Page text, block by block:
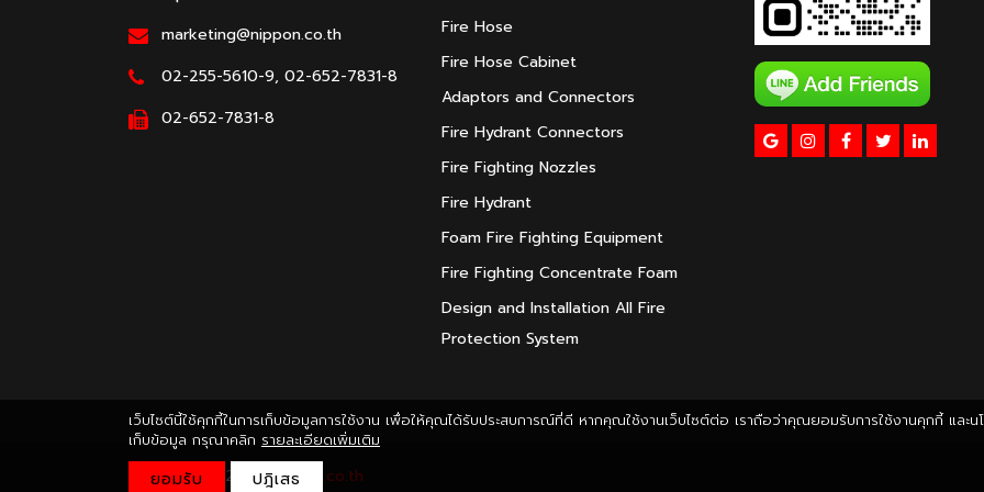
เว็บไซต์นี้ใช้คุกกี้ในการเก็บข้อมูลการใช้งาน เพื่อให้คุณได้รับประสบการณ์ที่ดี หากคุณใช้งานเว็บไซต์ต่อ เราถือว่าคุณยอมรับการใช้งานคุกกี้ และ
เก็บข้อมูล กรุณาคลิก รายละเอียดเพิ่มเติม
ยอมรับ ปฎิเสธ
marketing@nippon.co.th
02-255-5610-9, 02-652-7831-8
02-652-7831-8
Fire Hose
Fire Hose Cabinet
Adaptors and Connectors
Fire Hydrant Connectors
Fire Fighting Nozzles
Fire Hydrant
Foam Fire Fighting Equipment
Fire Fighting Concentrate Foam
Design and Installation All Fire
Protection System
Copyright © 2020nippon.co.th